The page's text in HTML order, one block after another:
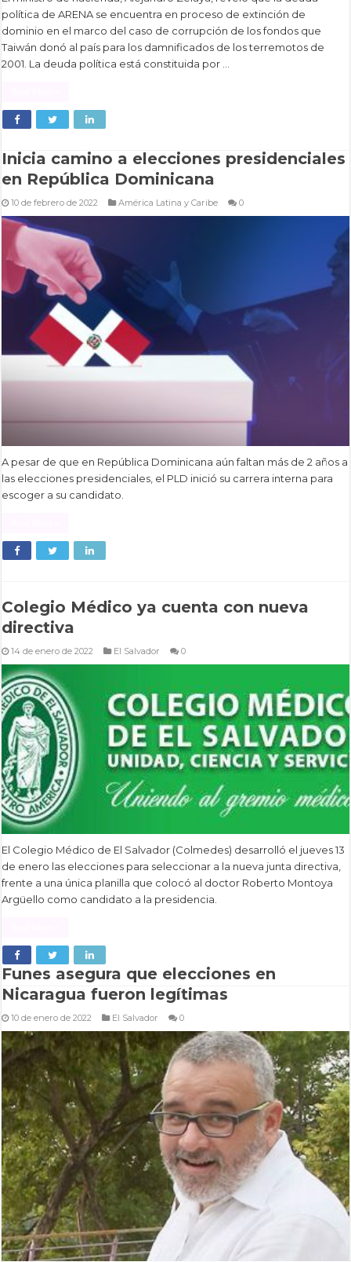
política de ARENA se encuentra en proceso de extinción de
dominio en el marco del caso de corrupción de los fondos que
Taiwán donó al país para los damnificados de los terremotos de
2001. La deuda política está constituida por …
Inicia camino a elecciones presidenciales
en República Dominicana
10 de febrero de 2022 América Latina y Caribe 0
A pesar de que en República Dominicana aún faltan más de 2 años a
las elecciones presidenciales, el PLD inició su carrera interna para
escoger a su candidato.
Colegio Médico ya cuenta con nueva
directiva
14 de enero de 2022 El Salvador 0
El Colegio Médico de El Salvador (Colmedes) desarrolló el jueves 13
de enero las elecciones para seleccionar a la nueva junta directiva,
frente a una única planilla que colocó al doctor Roberto Montoya
Argüello como candidato a la presidencia.
Funes asegura que elecciones en
Nicaragua fueron legítimas
10 de enero de 2022 El Salvador 0